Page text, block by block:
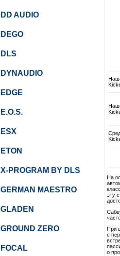
DD AUDIO
DEGO
DLS
DYNAUDIO
EDGE
E.O.S.
ESX
ETON
X-PROGRAM BY DLS
GERMAN MAESTRO
GLADEN
GROUND ZERO
FOCAL
На
эту
При
с
о